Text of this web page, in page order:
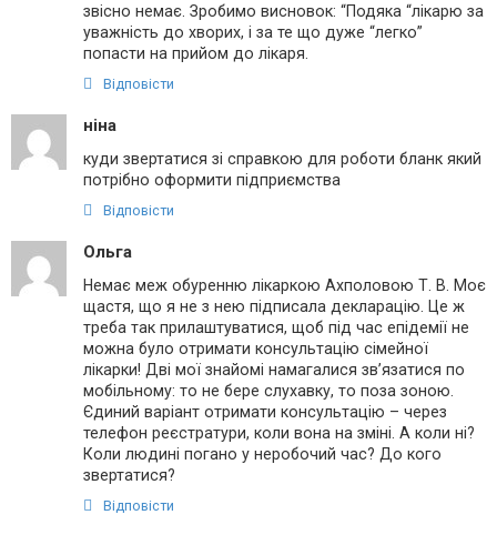
звісно немає. Зробимо висновок: “Подяка “лікарю за
уважність до хворих, і за те що дуже “легко”
попасти на прийом до лікаря.
Відповісти
ніна
куди звертатися зі справкою для роботи бланк який
потрібно оформити підприємства
Відповісти
Ольга
Немає меж обуренню лікаркою Ахполовою Т. В. Моє
щастя, що я не з нею підписала декларацію. Це ж
треба так прилаштуватися, щоб під час епідемії не
можна було отримати консультацію сімейної
лікарки! Дві мої знайомі намагалися зв’язатися по
мобільному: то не бере слухавку, то поза зоною.
Єдиний варіант отримати консультацію – через
телефон реєстратури, коли вона на зміні. А коли ні?
Коли людині погано у неробочий час? До кого
звертатися?
Відповісти